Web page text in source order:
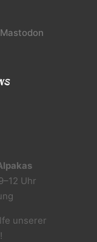
Mastodon
Uhr
unserer
!